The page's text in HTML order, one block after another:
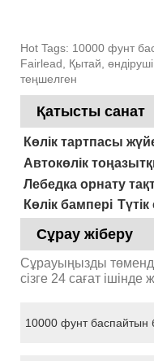
Hot Tags: 10000 фунт
Fairlead, Қытай,
теңшелген
Қатысты санат
Көлік тартпасы
Автокөлік
Лебедка орнату
Көлік бампері Түтік
Сұрау жіберу
Сұрауыңызды
сізге 24 сағат ішінде